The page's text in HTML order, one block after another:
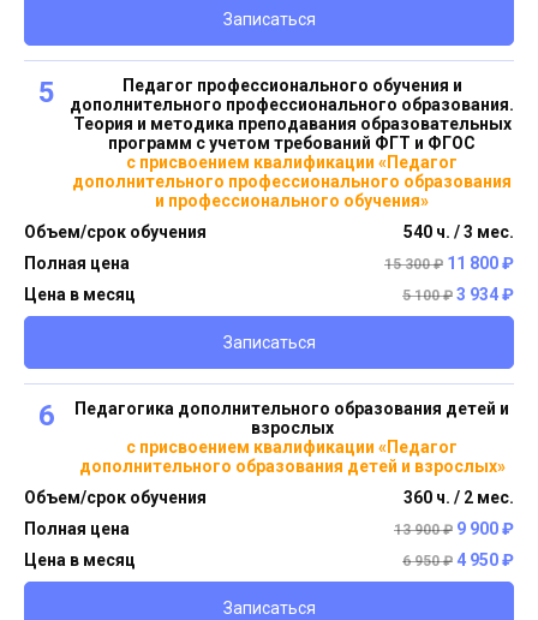
Записаться
5
Педагог профессионального обучения и
дополнительного профессионального образования.
Теория и методика преподавания образовательных
программ с учетом требований ФГТ и ФГОС
с присвоением квалификации «Педагог
дополнительного профессионального образования
и профессионального обучения»
Объем/срок обучения
540 ч. / 3 мес.
Полная цена
15 300 ₽ 11 800 ₽
Цена в месяц
5 100 ₽ 3 934 ₽
Записаться
6
Педагогика дополнительного образования детей и
взрослых
с присвоением квалификации «Педагог
дополнительного образования детей и взрослых»
Объем/срок обучения
360 ч. / 2 мес.
Полная цена
13 900 ₽ 9 900 ₽
Цена в месяц
6 950 ₽ 4 950 ₽
Записаться